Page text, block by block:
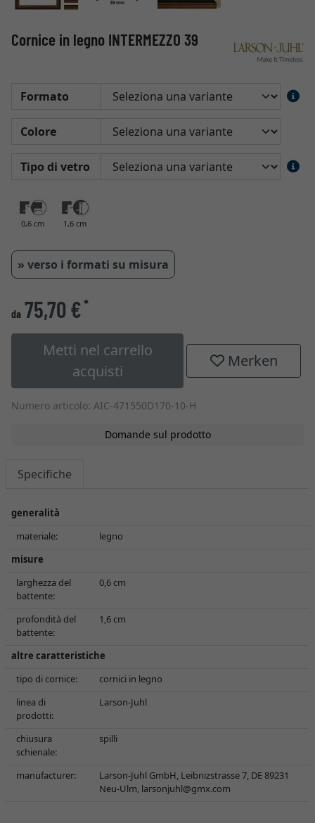
Cornice in legno INTERMEZZO 39
Formato
Colore
Tipo di vetro
0,6 cm 1,6 cm
» verso i formati su misura
da 75,70 €*
Metti nel carrello
acquisti
Merken
Numero articolo: AIC-471550D170-10-H
Domande sul prodotto
Specifiche
generalità
materiale:
legno
misure
larghezza del
battente:
0,6 cm
profondità del
battente:
1,6 cm
altre caratteristiche
tipo di cornice:
cornici in legno
linea di
prodotti:
Larson-Juhl
chiusura
schienale:
spilli
manufacturer:
Larson-Juhl GmbH, Leibnizstrasse 7, DE 89231
Neu-Ulm, larsonjuhl@gmx.com